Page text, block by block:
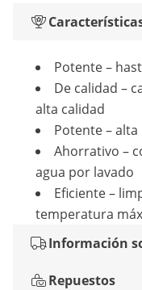
Potente –
De calidad –
alta calidad
Potente –
Ahorrativo –
agua por lavado
Eficiente –
temperatura
Información
Repuestos